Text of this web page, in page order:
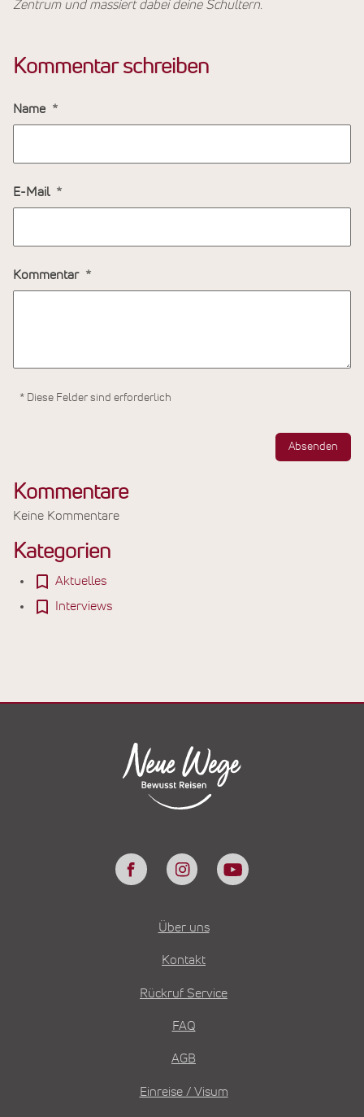
Zentrum und massiert dabei deine Schultern.
Kommentar schreiben
Name
E-Mail
Kommentar
* Diese Felder sind erforderlich
Absenden
Kommentare
Keine Kommentare
Kategorien
Aktuelles
Interviews
Über uns
Kontakt
Rückruf Service
FAQ
AGB
Einreise / Visum